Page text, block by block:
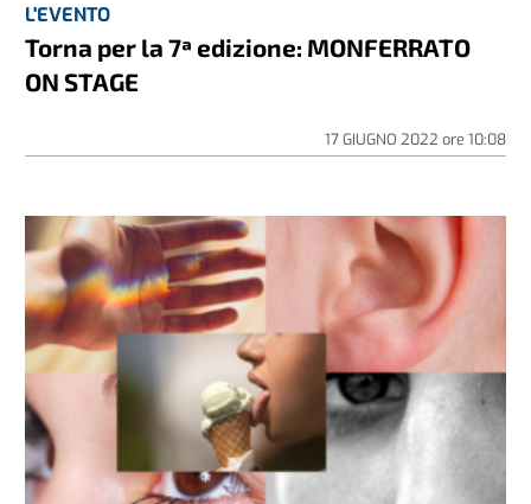
L'EVENTO
Torna per la 7ª edizione: MONFERRATO
ON STAGE
17 GIUGNO 2022 ore 10:08